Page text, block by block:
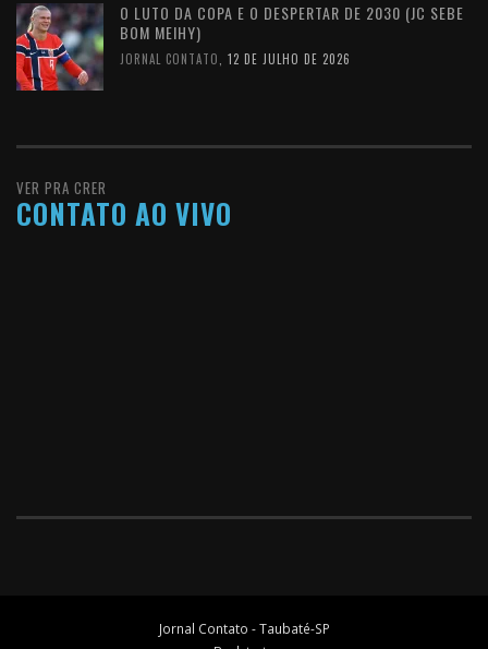
O LUTO DA COPA E O DESPERTAR DE 2030 (JC SEBE
BOM MEIHY)
JORNAL CONTATO 12 DE JULHO DE 2026
VER PRA CRER
CONTATO AO VIVO
Jornal Contato - Taubaté-SP